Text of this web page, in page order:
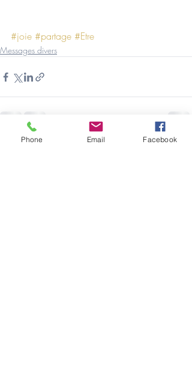
#joie #partage #Etre
Messages divers
Posts récents Voir tout
Phone Email Facebook